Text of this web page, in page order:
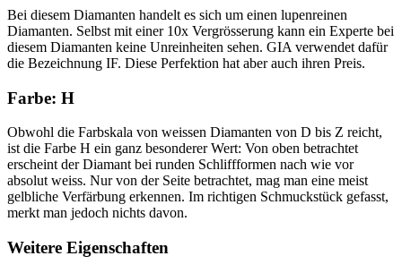
Bei diesem Diamanten handelt es sich um einen lupenreinen
Diamanten. Selbst mit einer 10x Vergrösserung kann ein Experte bei
diesem Diamanten keine Unreinheiten sehen. GIA verwendet dafür
die Bezeichnung IF. Diese Perfektion hat aber auch ihren Preis.
Farbe: H
Obwohl die Farbskala von weissen Diamanten von D bis Z reicht,
ist die Farbe H ein ganz besonderer Wert: Von oben betrachtet
erscheint der Diamant bei runden Schliffformen nach wie vor
absolut weiss. Nur von der Seite betrachtet, mag man eine meist
gelbliche Verfärbung erkennen. Im richtigen Schmuckstück gefasst,
merkt man jedoch nichts davon.
Weitere Eigenschaften